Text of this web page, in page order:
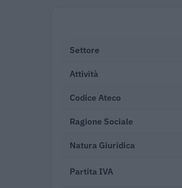
Settore
Attività
Codice Ateco
Ragione Sociale
Natura Giuridica
Partita IVA